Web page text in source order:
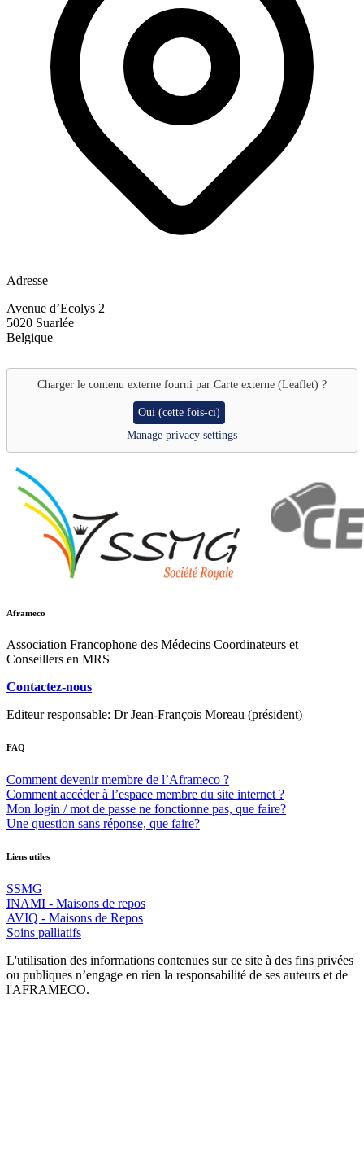
Adresse
Avenue d’Ecolys 2
5020 Suarlée
Belgique
Charger le contenu externe fourni par Carte externe (Leaflet) ?
Oui (cette fois-ci)
Manage privacy settings
Aframeco
Association Francophone des Médecins Coordinateurs et
Conseillers en MRS
Contactez-nous
Editeur responsable: Dr Jean-François Moreau (président)
FAQ
Comment devenir membre de l’Aframeco ?
Comment accéder à l’espace membre du site internet ?
Mon login / mot de passe ne fonctionne pas, que faire?
Une question sans réponse, que faire?
Liens utiles
SSMG
INAMI - Maisons de repos
AVIQ - Maisons de Repos
Soins palliatifs
L'utilisation des informations contenues sur ce site à des fins privées
ou publiques n’engage en rien la responsabilité de ses auteurs et de
l'AFRAMECO.